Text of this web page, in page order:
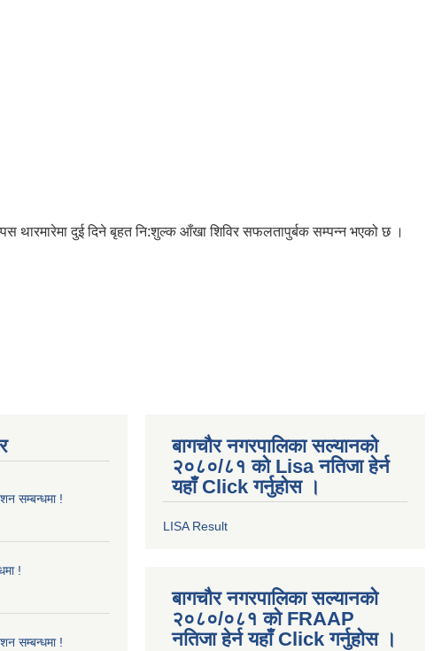
थारमारेमा दुई दिने बृहत नि:शुल्क आँखा शिविर सफलतापुर्बक सम्पन्न भएको छ ।
सम्बन्धमा !
!
सम्बन्धमा !
बागचौर नगरपालिका सल्यानको
२०८०/८१ को Lisa नतिजा हेर्न
यहाँ Click गर्नुहोस ।
LISA Result
बागचौर नगरपालिका सल्यानको
२०८०/०८१ को FRAAP
नतिजा हेर्न यहाँ Click गर्नुहोस ।